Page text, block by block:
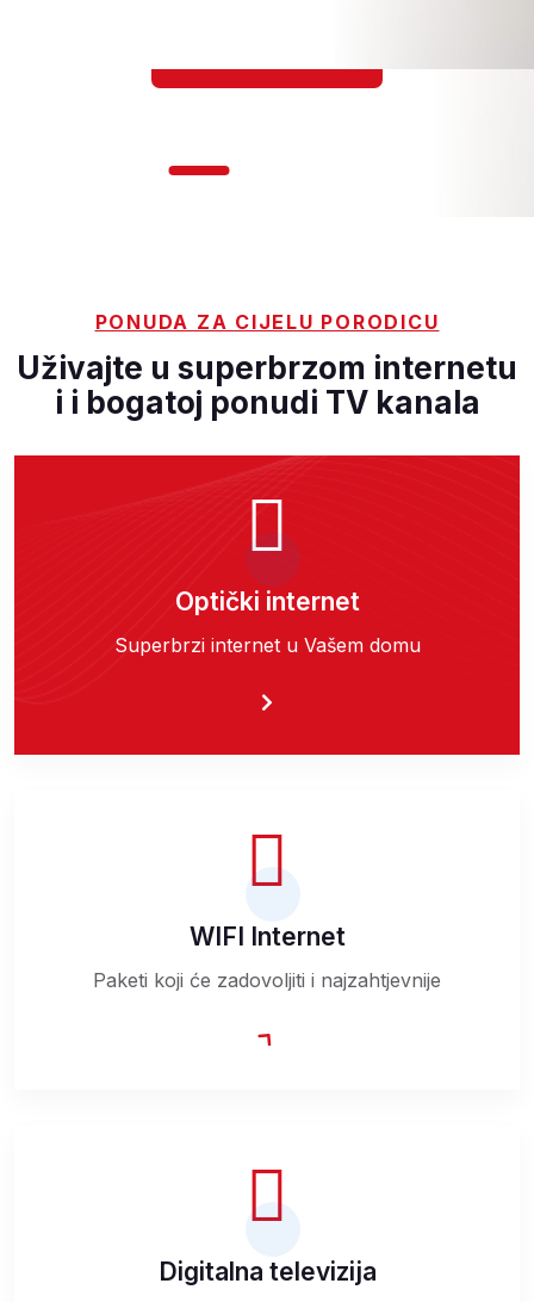
PONUDA ZA CIJELU PORODICU
Uživajte u superbrzom internetu
i i bogatoj ponudi TV kanala
Optički internet
Superbrzi internet u Vašem domu
WIFI Internet
Paketi koji će zadovoljiti i najzahtjevnije
Digitalna televizija